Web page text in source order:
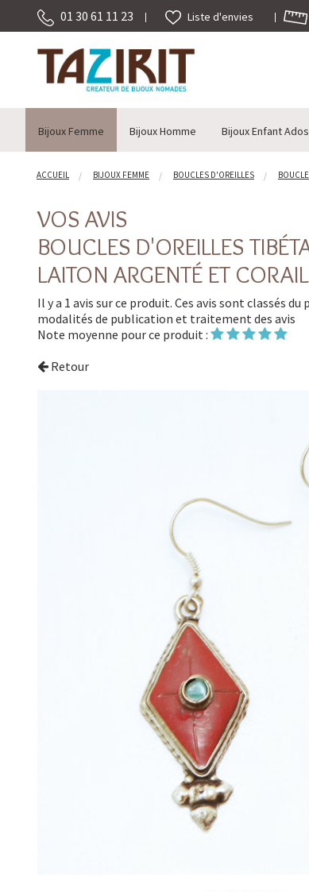
01 30 61 11 23 Liste d'envies
Bijoux Femme Bijoux Homme Bijoux Enfant Ados
ACCUEIL BIJOUX FEMME BOUCLES D'OREILLES
VOS AVIS
BOUCLES D'OREILLES
LAITON ARGENTÉ ET
Il y a 1 avis sur ce produit. Ces avis sont classés
modalités de publication et traitement des avis
Note moyenne pour ce produit :
Retour